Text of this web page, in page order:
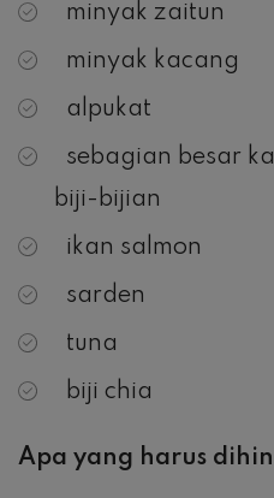
minyak zaitun
minyak kacang
alpukat
sebagian besar
biji-bijian
ikan salmon
sarden
tuna
biji chia
Apa yang harus